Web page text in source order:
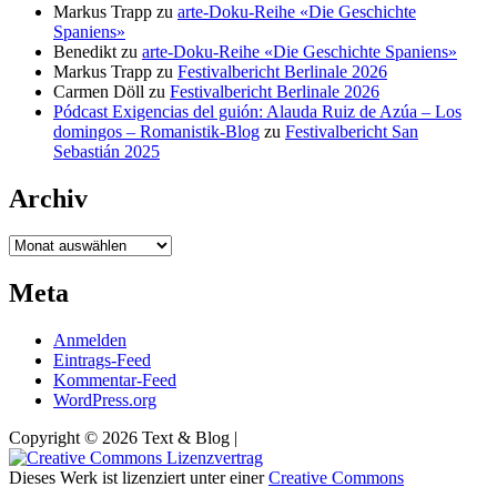
Markus Trapp zu arte-Doku-Reihe «Die Geschichte
Spaniens»
Benedikt zu arte-Doku-Reihe «Die Geschichte Spaniens»
Markus Trapp zu Festivalbericht Berlinale 2026
Carmen Döll zu Festivalbericht Berlinale 2026
Pódcast Exigencias del guión: Alauda Ruiz de Azúa – Los
domingos – Romanistik-Blog zu Festivalbericht San
Sebastián 2025
Archiv
Archiv
Meta
Anmelden
Eintrags-Feed
Kommentar-Feed
WordPress.org
Copyright © 2026 Text & Blog |
Dieses Werk ist lizenziert unter einerCreative Commons